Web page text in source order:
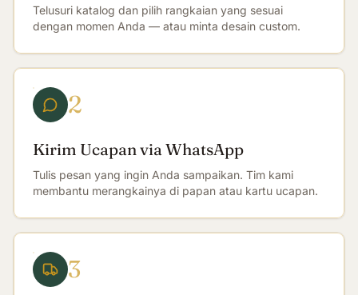
Telusuri katalog dan pilih rangkaian yang sesuai
dengan momen Anda — atau minta desain custom.
2
Kirim Ucapan via WhatsApp
Tulis pesan yang ingin Anda sampaikan. Tim kami
membantu merangkainya di papan atau kartu ucapan.
3